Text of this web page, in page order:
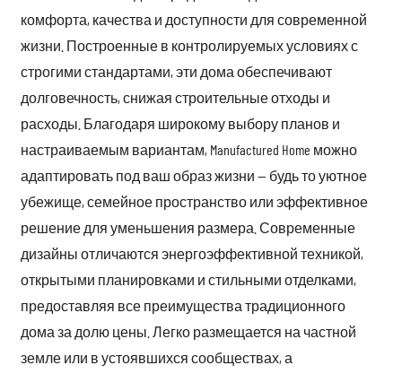
комфорта, качества и доступности для современной
жизни. Построенные в контролируемых условиях с
строгими стандартами, эти дома обеспечивают
долговечность, снижая строительные отходы и
расходы. Благодаря широкому выбору планов и
настраиваемым вариантам, Manufactured Home можно
адаптировать под ваш образ жизни — будь то уютное
убежище, семейное пространство или эффективное
решение для уменьшения размера. Современные
дизайны отличаются энергоэффективной техникой,
открытыми планировками и стильными отделками,
предоставляя все преимущества традиционного
дома за долю цены. Легко размещается на частной
земле или в устоявшихся сообществах, а